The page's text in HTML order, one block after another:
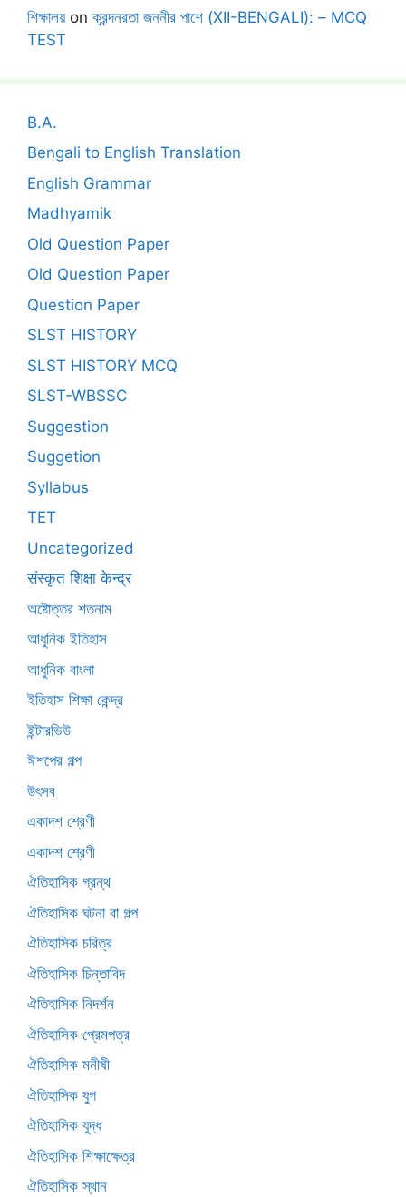
শিক্ষালয়onক্রন্দনরতা জননীর পাশে (XII-BENGALI): – MCQ
TEST
B.A.
Bengali to English Translation
English Grammar
Madhyamik
Old Question Paper
Old Question Paper
Question Paper
SLST HISTORY
SLST HISTORY MCQ
SLST-WBSSC
Suggestion
Suggetion
Syllabus
TET
Uncategorized
संस्कृत शिक्षा केन्द्र
অষ্টোত্তর শতনাম
আধুনিক ইতিহাস
আধুনিক বাংলা
ইতিহাস শিক্ষা কেন্দ্র
ইন্টারভিউ
ঈশপের গল্প
উৎসব
একাদশ শ্রেণী
একাদশ শ্রেণী
ঐতিহাসিক গ্রন্থ
ঐতিহাসিক ঘটনা বা গল্প
ঐতিহাসিক চরিত্র
ঐতিহাসিক চিন্তাবিদ
ঐতিহাসিক নিদর্শন
ঐতিহাসিক প্রেমপত্র
ঐতিহাসিক মনীষী
ঐতিহাসিক যুগ
ঐতিহাসিক যুদ্ধ
ঐতিহাসিক শিক্ষাক্ষেত্র
ঐতিহাসিক স্থান